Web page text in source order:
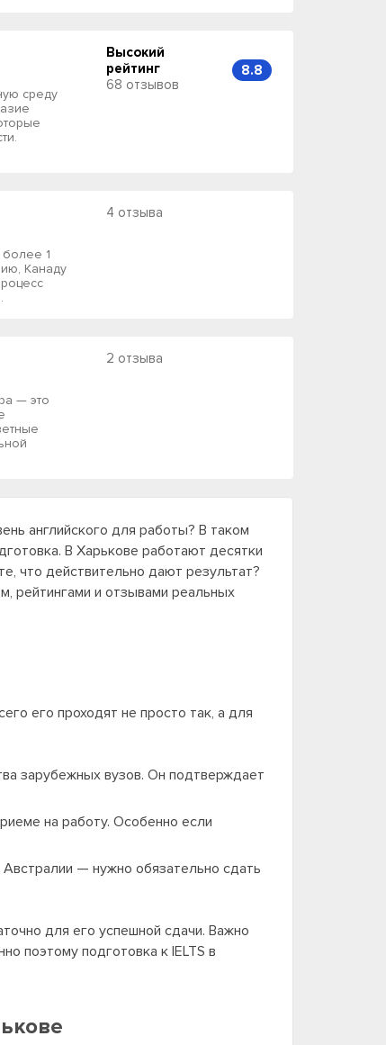
английского для работы? В таком
В Харькове работают десятки
что действительно дают результат?
рейтингами и отзывами реальных
его проходят не просто так, а для
зарубежных вузов. Он подтверждает
на работу. Особенно если
— нужно обязательно сдать
для его успешной сдачи. Важно
поэтому подготовка к IELTS в
среду
Высокий
рейтинг
68 отзывов
8.8
более 1
Канаду
4 отзыва
— это
2 отзыва